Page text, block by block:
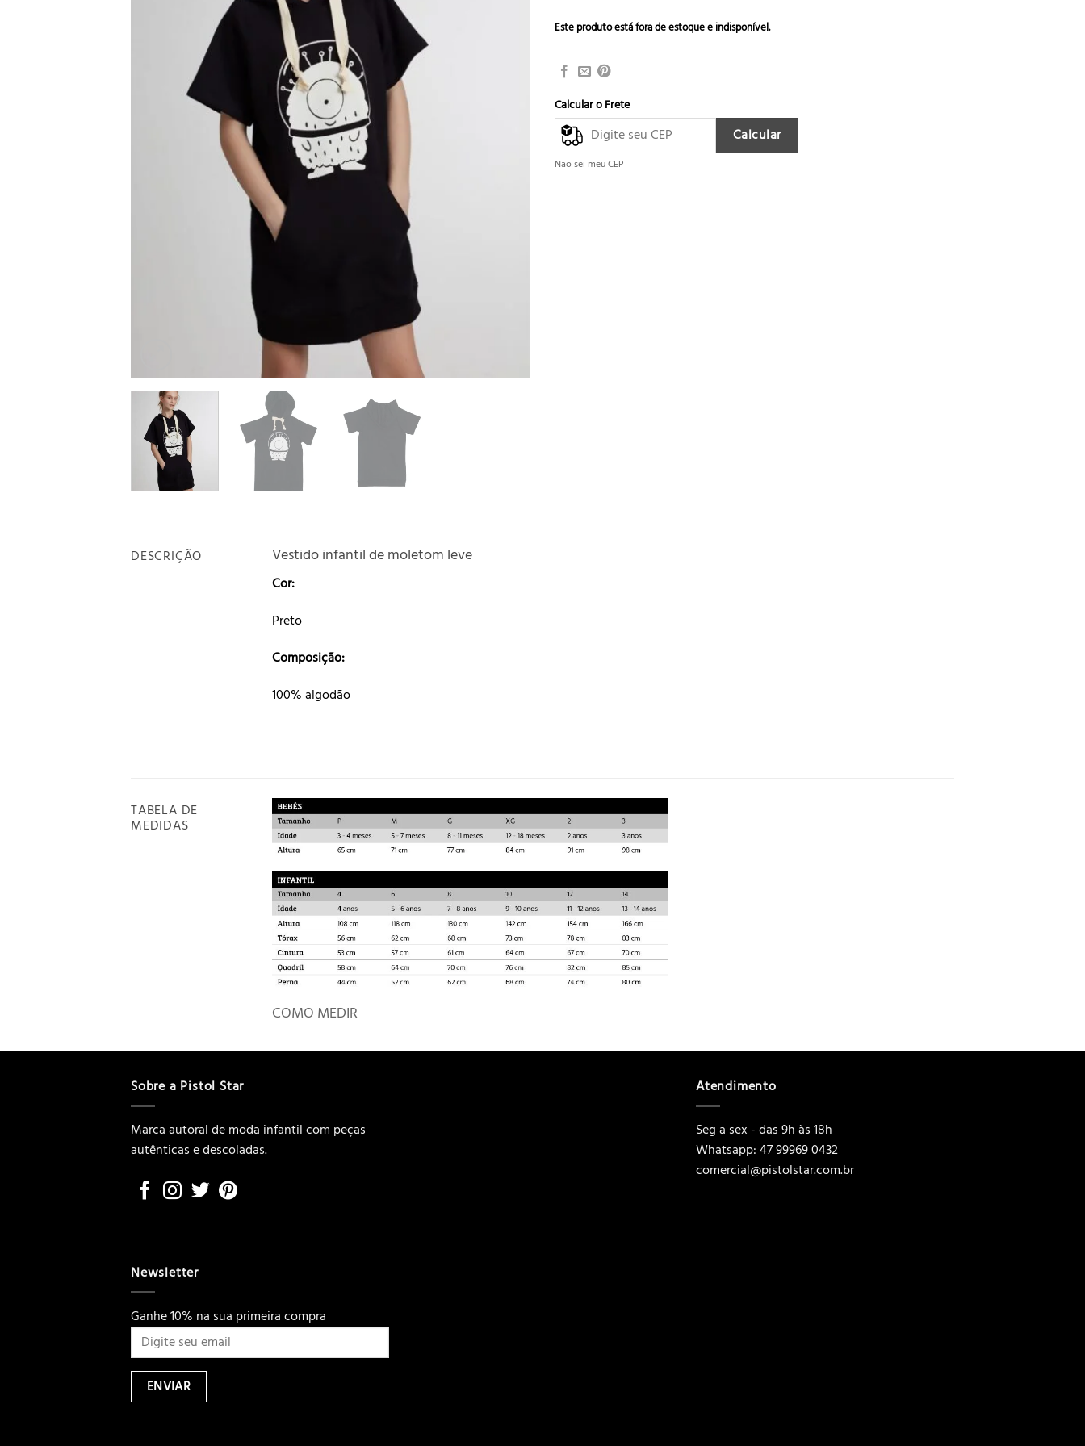
Este produto está fora de estoque e indisponível.
Calcular o Frete
Calcular
Não sei meu CEP
DESCRIÇÃO Vestido infantil de moletom leve
Cor:
Preto
Composição:
100% algodão
TABELA DE
MEDIDAS
COMO MEDIR
Sobre a Pistol Star
Marca autoral de moda infantil com peças
autênticas e descoladas.
Atendimento
Seg a sex - das 9h às 18h
Whatsapp: 47 99969 0432
comercial@pistolstar.com.br
Newsletter
Ganhe 10% na sua primeira compra